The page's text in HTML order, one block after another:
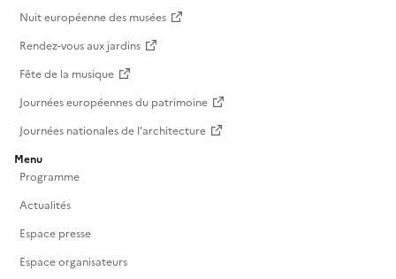
Nuit européenne des musées
Rendez-vous aux jardins
Fête de la musique
Journées européennes du patrimoine
Journées nationales de l'architecture
Menu
Programme
Actualités
Espace presse
Espace organisateurs